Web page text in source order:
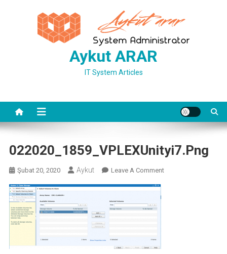
Aykut ARAR
IT System Articles
022020_1859_VPLEXUnityi7.png
Şubat 20, 2020 Aykut Leave A CommentOn